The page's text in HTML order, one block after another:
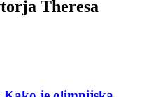
Theresa